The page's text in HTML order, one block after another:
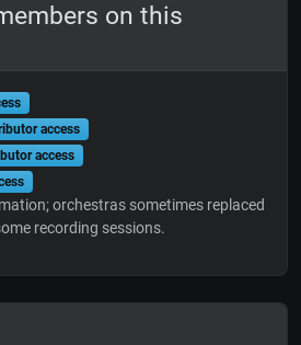
on this
access
access
orchestras sometimes replaced
recording sessions.